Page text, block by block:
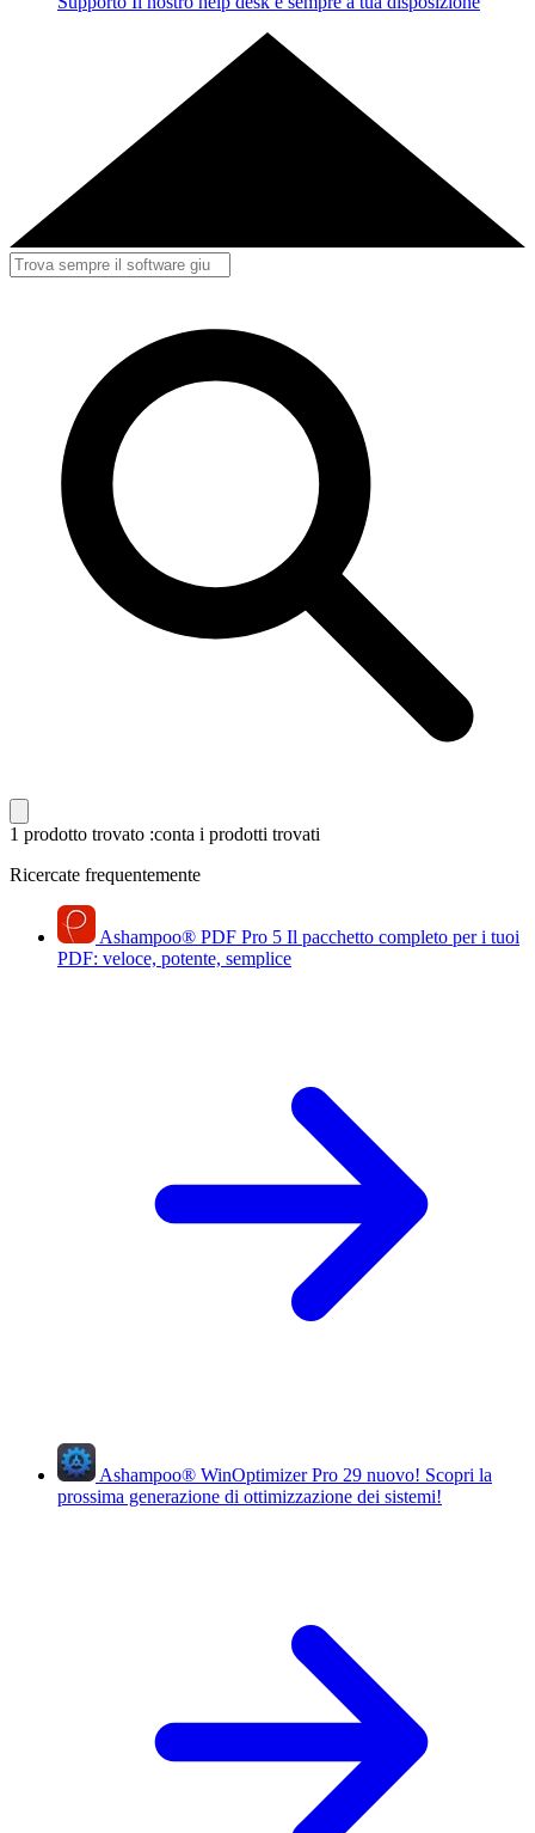
1 prodotto trovato :conta i prodotti trovati
Ricercate frequentemente
Ashampoo® PDF Pro 5 Il pacchetto completo per i tuoi
PDF: veloce, potente, semplice
Ashampoo® WinOptimizer Pro 29 nuovo! Scopri la
prossima generazione di ottimizzazione dei sistemi!